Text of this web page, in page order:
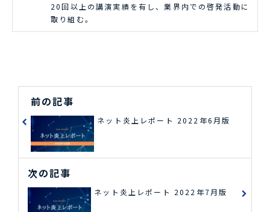
20回以上の講演実績を有し、業界内での啓発活動に
取り組む。
前の記事
ネット炎上レポート 2022年6月版
次の記事
ネット炎上レポート 2022年7月版